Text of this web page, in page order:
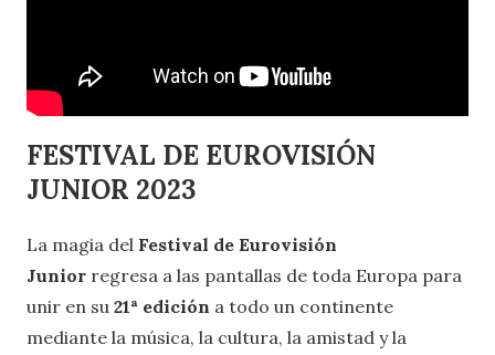
FESTIVAL DE EUROVISIÓN
JUNIOR 2023
La magia del Festival de Eurovisión
Junior regresa a las pantallas de toda Europa para
unir en su 21ª edición a todo un continente
mediante la música, la cultura, la amistad y la